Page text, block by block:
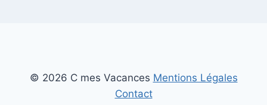
© 2026 C mes Vacances Mentions Légales
Contact